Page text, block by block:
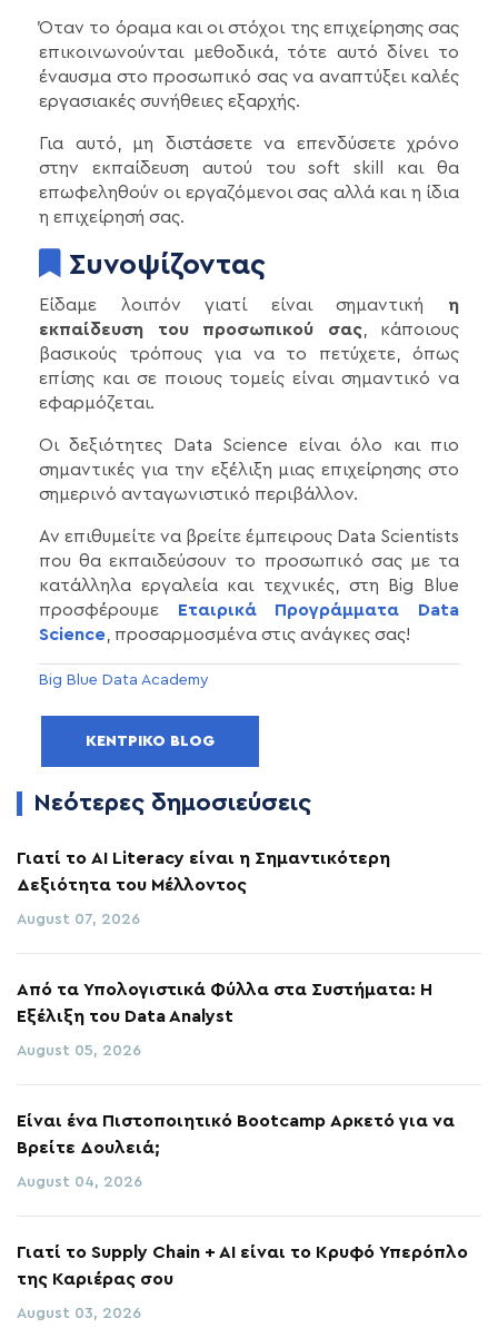
Όταν το όραμα και οι στόχοι της επιχείρησης σας
επικοινωνούνται μεθοδικά, τότε αυτό δίνει το
έναυσμα στο προσωπικό σας να αναπτύξει καλές
εργασιακές συνήθειες εξαρχής.
Για αυτό, μη διστάσετε να επενδύσετε χρόνο
στην εκπαίδευση αυτού του soft skill και θα
επωφεληθούν οι εργαζόμενοι σας αλλά και η ίδια
η επιχείρησή σας.
Συνοψίζοντας
Είδαμε λοιπόν γιατί είναι σημαντική η
εκπαίδευση του προσωπικού σας, κάποιους
βασικούς τρόπους για να το πετύχετε, όπως
επίσης και σε ποιους τομείς είναι σημαντικό να
εφαρμόζεται.
Οι δεξιότητες Data Science είναι όλο και πιο
σημαντικές για την εξέλιξη μιας επιχείρησης στο
σημερινό ανταγωνιστικό περιβάλλον.
Αν επιθυμείτε να βρείτε έμπειρους Data Scientists
που θα εκπαιδεύσουν το προσωπικό σας με τα
κατάλληλα εργαλεία και τεχνικές, στη Big Blue
προσφέρουμε Εταιρικά Προγράμματα Data
Science , προσαρμοσμένα στις ανάγκες σας!
Big Blue Data Academy
ΚΕΝΤΡΙΚΌ BLOG
Νεότερες δημοσιεύσεις
Γιατί το AI Literacy είναι η Σημαντικότερη
Δεξιότητα του Μέλλοντος
August 07, 2026
Από τα Υπολογιστικά Φύλλα στα Συστήματα: Η
Εξέλιξη του Data Analyst
August 05, 2026
Είναι ένα Πιστοποιητικό Bootcamp Αρκετό για να
Βρείτε Δουλειά;
August 04, 2026
Γιατί το Supply Chain + AI είναι το Κρυφό Υπερόπλο
της Καριέρας σου
August 03, 2026